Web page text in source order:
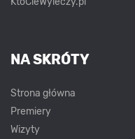
NA SKRÓTY
Strona główna
Premiery
Wizyty